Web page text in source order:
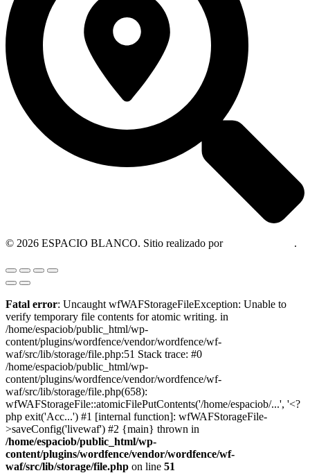
© 2026 ESPACIO BLANCO. Sitio realizado por .
Fatal error: Uncaught wfWAFStorageFileException: Unable to
verify temporary file contents for atomic writing. in
/home/espaciob/public_html/wp-
content/plugins/wordfence/vendor/wordfence/wf-
waf/src/lib/storage/file.php:51 Stack trace: #0
/home/espaciob/public_html/wp-
content/plugins/wordfence/vendor/wordfence/wf-
waf/src/lib/storage/file.php(658):
wfWAFStorageFile::atomicFilePutContents('/home/espaciob/...', '<?
php exit('Acc...') #1 [internal function]: wfWAFStorageFile-
>saveConfig('livewaf') #2 {main} thrown in
/home/espaciob/public_html/wp-
content/plugins/wordfence/vendor/wordfence/wf-
waf/src/lib/storage/file.php on line 51